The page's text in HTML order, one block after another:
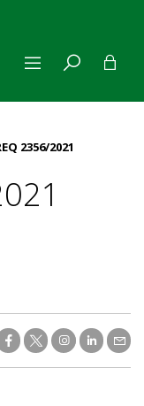
2356/2021